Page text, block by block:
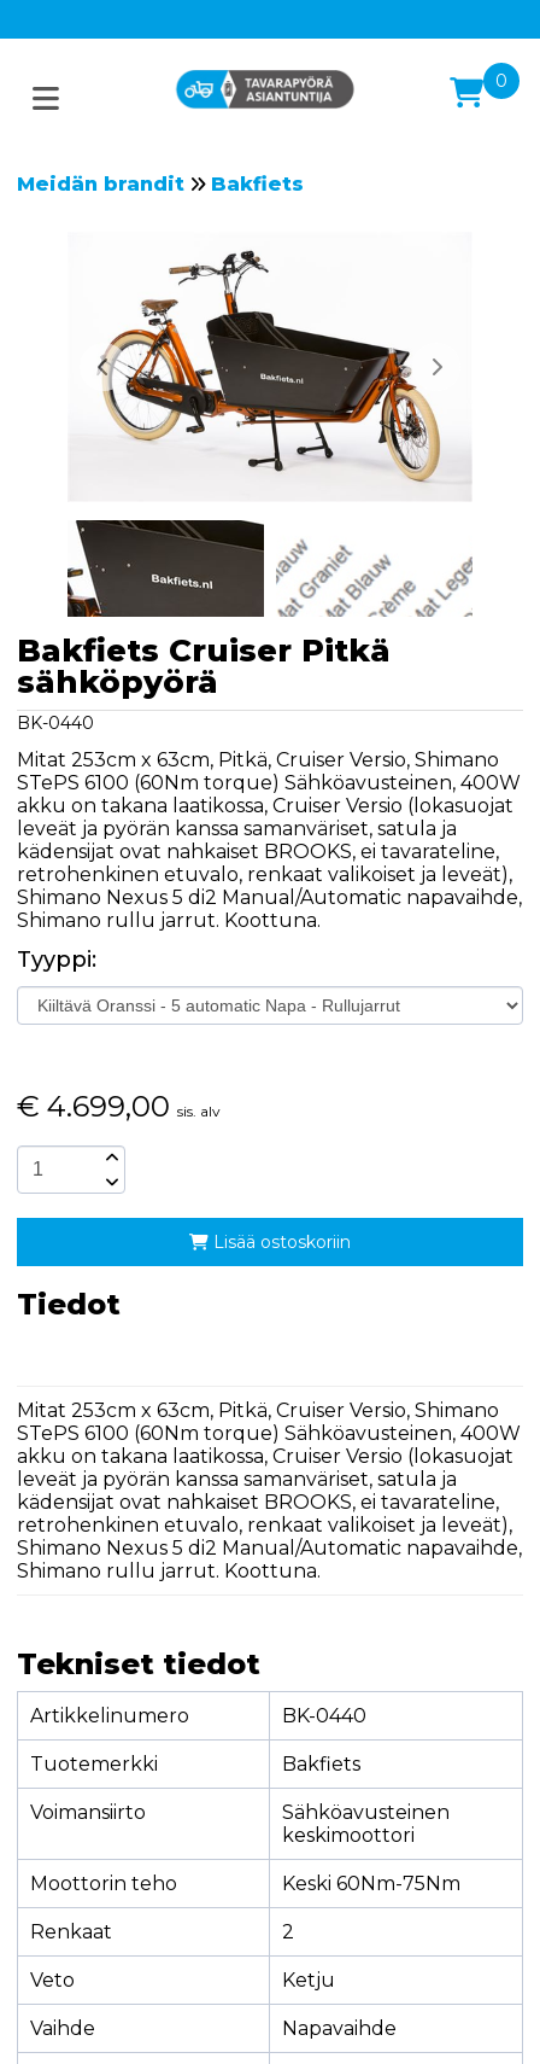
0
Meidän brandit Bakfiets
Bakfiets Cruiser Pitkä
sähköpyörä
BK-0440
Mitat 253cm x 63cm, Pitkä, Cruiser Versio, Shimano
STePS 6100 (60Nm torque) Sähköavusteinen, 400W
akku on takana laatikossa, Cruiser Versio (lokasuojat
leveät ja pyörän kanssa samanväriset, satula ja
kädensijat ovat nahkaiset BROOKS, ei tavarateline,
retrohenkinen etuvalo, renkaat valikoiset ja leveät),
Shimano Nexus 5 di2 Manual/Automatic napavaihde,
Shimano rullu jarrut. Koottuna.
Tyyppi:
€ 4.699,00 sis. alv
Lisää ostoskoriin
Tiedot
Mitat 253cm x 63cm, Pitkä, Cruiser Versio, Shimano
STePS 6100 (60Nm torque) Sähköavusteinen, 400W
akku on takana laatikossa, Cruiser Versio (lokasuojat
leveät ja pyörän kanssa samanväriset, satula ja
kädensijat ovat nahkaiset BROOKS, ei tavarateline,
retrohenkinen etuvalo, renkaat valikoiset ja leveät),
Shimano Nexus 5 di2 Manual/Automatic napavaihde,
Shimano rullu jarrut. Koottuna.
Tekniset tiedot
Artikkelinumero BK-0440
Tuotemerkki Bakfiets
Voimansiirto
Sähköavusteinen
keskimoottori
Moottorin teho Keski 60Nm-75Nm
Renkaat 2
Veto Ketju
Vaihde Napavaihde